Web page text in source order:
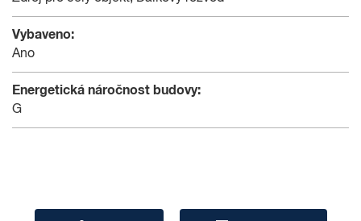
Vybaveno:
Ano
Energetická náročnost budovy:
G